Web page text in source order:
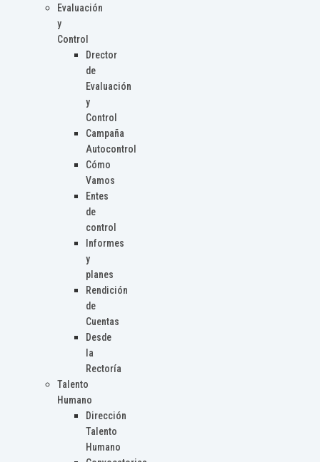
Evaluación
y
Control
Drector
de
Evaluación
y
Control
Campaña
Autocontrol
Cómo
Vamos
Entes
de
control
Informes
y
planes
Rendición
de
Cuentas
Desde
la
Rectoría
Talento
Humano
Dirección
Talento
Humano